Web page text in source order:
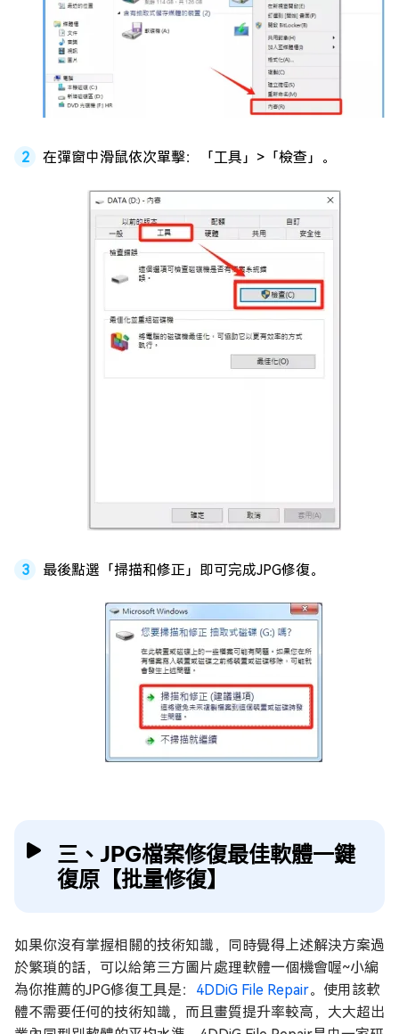
在彈窗中滑鼠依次單擊：「工具」>「檢查」。
最後點選「掃描和修正」即可完成JPG修復。
三、JPG檔案修復最佳軟體一鍵
復原【批量修復】
如果你沒有掌握相關的技術知識，同時覺得上述解決方案過
於繁瑣的話，可以給第三方圖片處理軟體一個機會喔~小編
為你推薦的JPG修復工具是： 4DDiG File Repair。使用該軟
體不需要任何的技術知識，而且畫質提升率較高，大大超出